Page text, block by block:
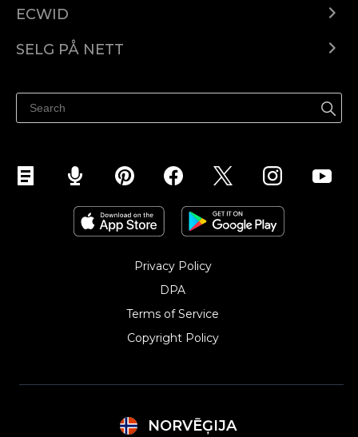
ECWID
Pris
SELG PÅ NETT
Selg på Facebook
Selg på Instagram
Privacy Policy
DPA
Terms of Service
Copyright Policy‎
NORVĒĢIJA